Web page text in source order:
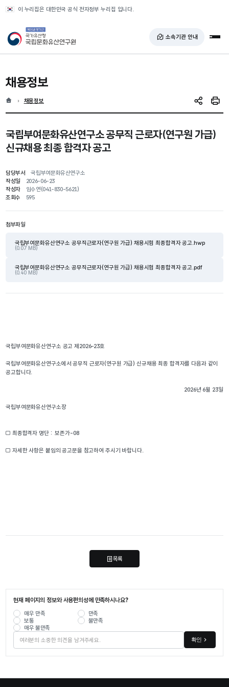
이 누리집은 대한민국 공식 전자정부 누리집 입니다.
국가유산청 국립문화유산연구원 소속기관 안내 전
채용정보
홈 현재 위치
채용정보 SNS 공유인쇄
국립부여문화유산연구소 공무직 근로자(연구원 가급)
신규채용 최종 합격자 공고
담당부서
국립부여문화유산연구소
작성일
2026-06-23
작성자
임수연(041-830-5621)
조회수
595
첨부파일
국립부여문화유산연구소 공무직근로자(연구원 가급) 채용시험 최종합격자 공고.hwp
(0.07 MB)
국립부여문화유산연구소 공무직근로자(연구원 가급) 채용시험 최종합격자 공고.pdf
(0.40 MB)
국립부여문화유산연구소 공고 제2026–23호
국립부여문화유산연구소에서 공무직 근로자(연구원 가급) 신규채용 최종 합격자를 다음과 같이
공고합니다.
                                                                                                                          2026년 6월 23일
국립부여문화유산연구소장
□ 최종합격자 명단 :  보존가-08
□ 자세한 사항은 붙임의 공고문을 참고하여 주시기 바랍니다.
목록
현재 페이지의 정보와 사용편의성에 만족하시나요?
매우 만족
만족
보통
불만족
매우 불만족
확인